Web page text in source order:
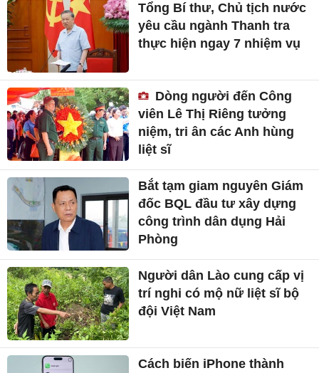
Tổng Bí thư, Chủ tịch nước
yêu cầu ngành Thanh tra
thực hiện ngay 7 nhiệm vụ
Dòng người đến Công
viên Lê Thị Riêng tưởng
niệm, tri ân các Anh hùng
liệt sĩ
Bắt tạm giam nguyên Giám
đốc BQL đầu tư xây dựng
công trình dân dụng Hải
Phòng
Người dân Lào cung cấp vị
trí nghi có mộ nữ liệt sĩ bộ
đội Việt Nam
Cách biến iPhone thành